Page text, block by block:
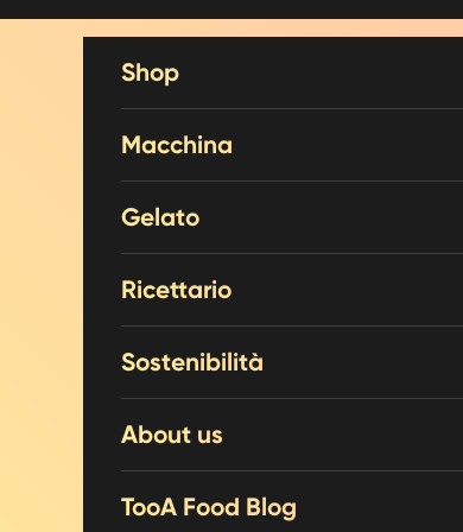
Vai al contenuto
Shop
Macchina
Gelato
Ricettario
Sostenibilità
About us
TooA Food Blog